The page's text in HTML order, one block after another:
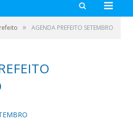
» AGENDA PREFEITO SETEMBRO